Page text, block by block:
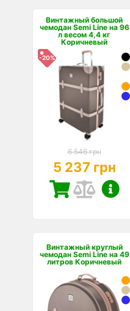
Винтажный большой
чемодан Semi Line на 96
л весом 4,4 кг
Коричневый
-20%
6 546 грн
5 237 грн
Винтажный круглый
чемодан Semi Line на 49
литров Коричневый